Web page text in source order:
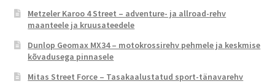
Metzeler Karoo 4 Street – adventure- ja allroad-rehv
maanteele ja kruusateedele
Dunlop Geomax MX34 – motokrossirehv pehmele ja keskmise
kõvadusega pinnasele
Mitas Street Force – Tasakaalustatud sport-tänavarehv